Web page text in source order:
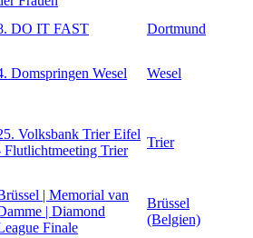
DO IT FAST Dortmund
Domspringen Wesel Wesel
Volksbank Trier Eifel
Flutlichtmeeting Trier
Trier
| Memorial van
| Diamond
Finale
Brüssel
(Belgien)